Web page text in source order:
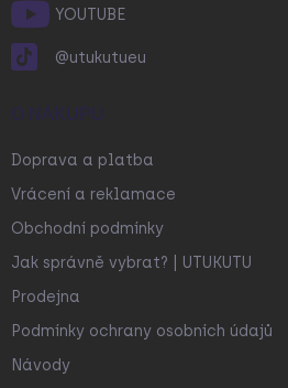
YOUTUBE
@utukutueu
O NÁKUPU
Doprava a platba
Vrácení a reklamace
Obchodní podmínky
Jak správně vybrat? | UTUKUTU
Prodejna
Podmínky ochrany osobních údajů
Návody